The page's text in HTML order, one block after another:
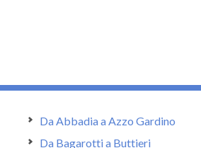
Da Abbadia a Azzo Gardino
Da Bagarotti a Buttieri